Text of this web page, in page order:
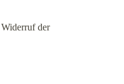
der